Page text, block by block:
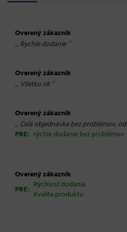
Overený zákazník
„ Rychle dodanie“
Overený zákazník
„ Všetko ok“
Overený zákazník
„ Celá objednávka bez problémov,
PRE: rýchle dodanie bez problémov
Overený zákazník
PRE: Rýchlosť dodania
Kvalita produktu